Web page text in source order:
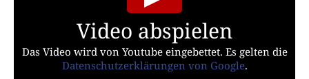
Video abspielen
Das Video wird von Youtube eingebettet. Es gelten die
Datenschutzerklärungen von Google.